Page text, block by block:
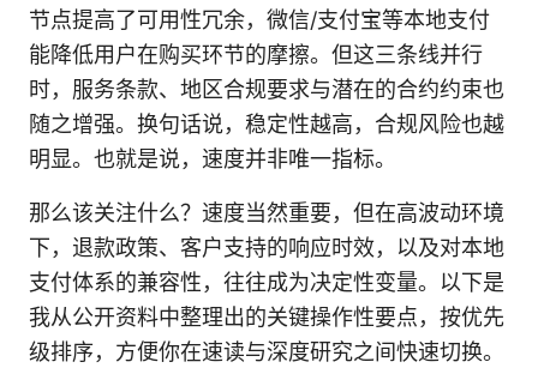
节点提高了可用性冗余，微信/支付宝等本地支付
能降低用户在购买环节的摩擦。但这三条线并行
时，服务条款、地区合规要求与潜在的合约约束也
随之增强。换句话说，稳定性越高，合规风险也越
明显。也就是说，速度并非唯一指标。
那么该关注什么？速度当然重要，但在高波动环境
下，退款政策、客户支持的响应时效，以及对本地
支付体系的兼容性，往往成为决定性变量。以下是
我从公开资料中整理出的关键操作性要点，按优先
级排序，方便你在速读与深度研究之间快速切换。